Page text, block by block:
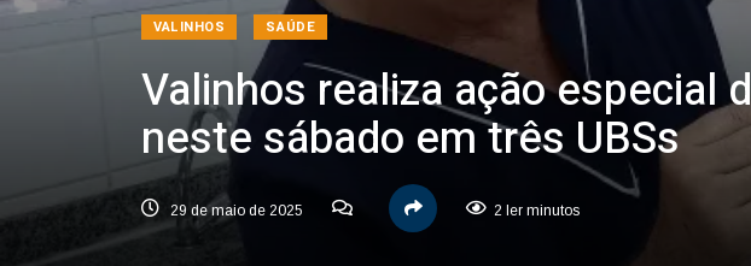
VALINHOS SAÚDE
Valinhos realiza ação especial
neste sábado em três UBSs
29 de maio de 2025 2 ler minutos